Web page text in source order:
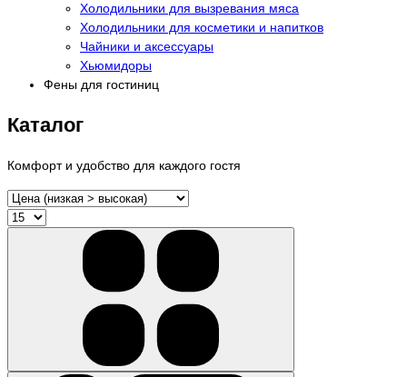
Холодильники для вызревания мяса
Холодильники для косметики и напитков
Чайники и аксессуары
Хьюмидоры
Фены для гостиниц
Каталог
Комфорт и удобство для каждого гостя